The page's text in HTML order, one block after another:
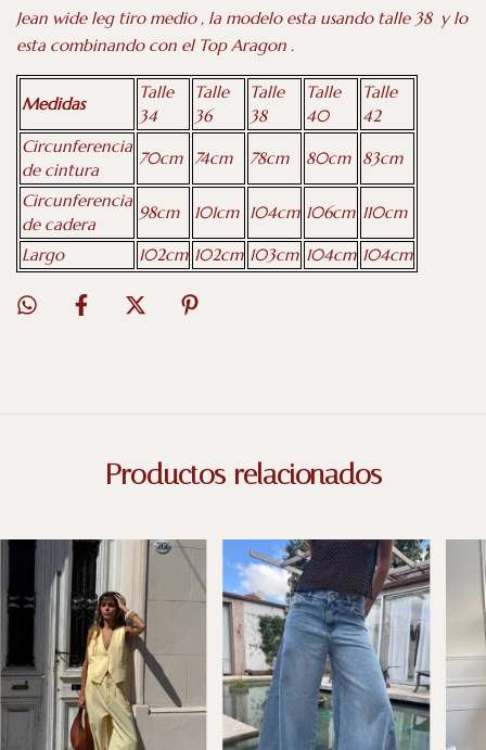
Jean wide leg tiro medio , la modelo esta usando talle 38 y lo
esta combinando con el Top Aragon .
Medidas
Talle
34
Talle
36
Talle
38
Talle
40
Talle
42
Circunferencia
de cintura
70cm 74cm 78cm 80cm 83cm
Circunferencia
de cadera
98cm 101cm 104cm 106cm 110cm
Largo 102cm 102cm 103cm 104cm 104cm
Productos relacionados